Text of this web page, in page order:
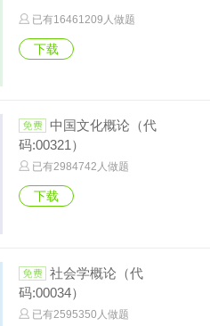
已有16461209 人做题
下载
中国文化概论（代
码:00321）
已有2984742 人做题
下载
社会学概论（代
码:00034）
已有2595350 人做题